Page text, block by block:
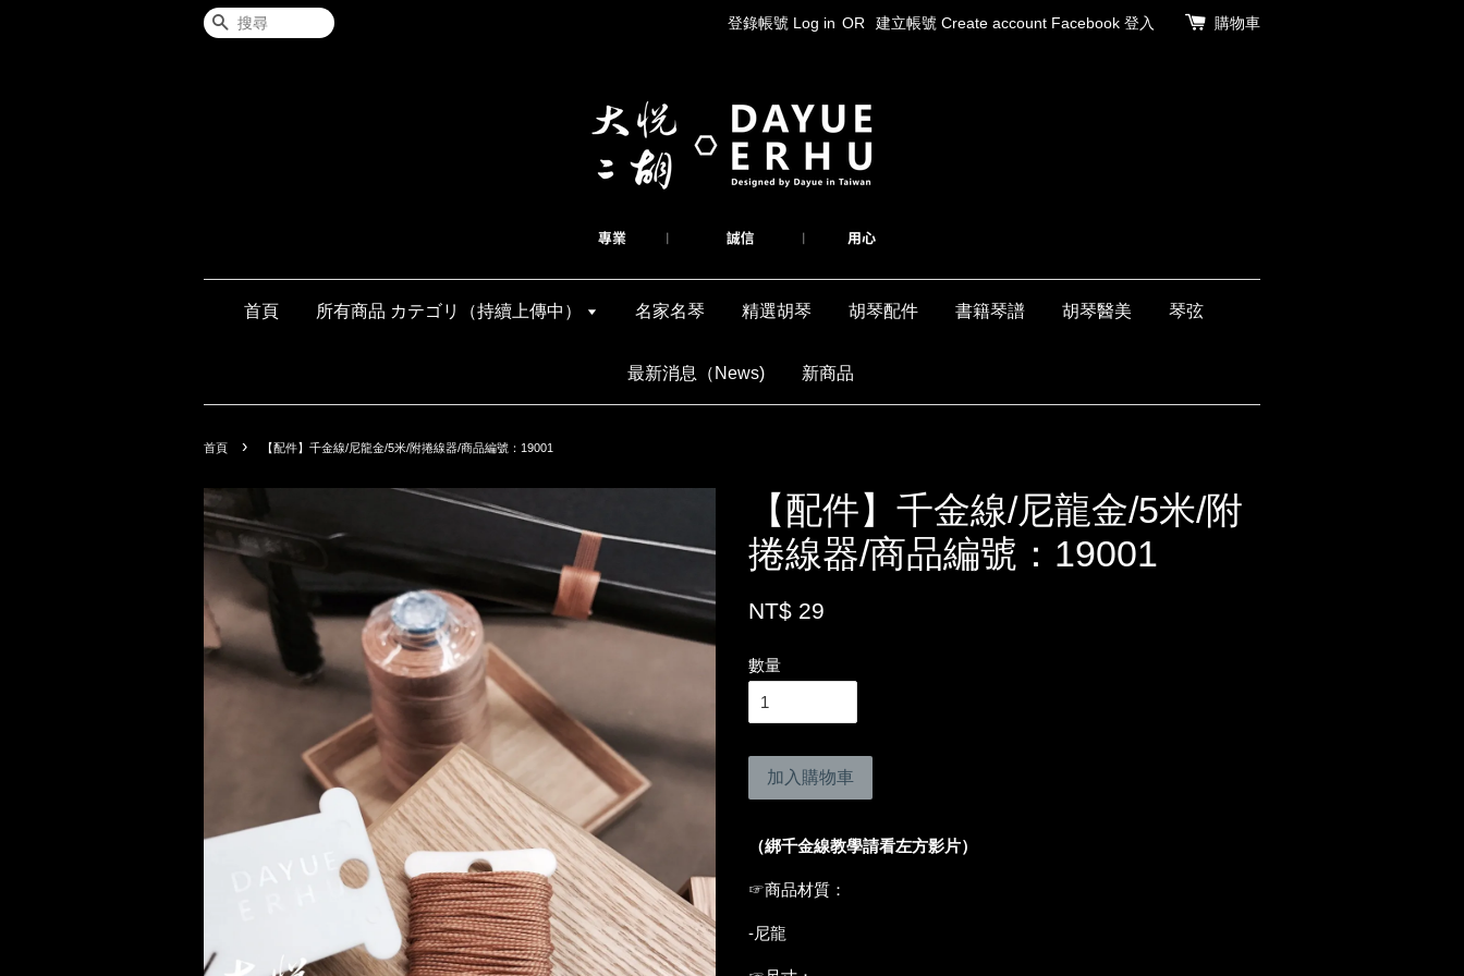
搜尋 登錄帳號 Log in OR 建立帳號 Create account Facebook 登入 購物車
首頁 所有商品 カテゴリ（持續上傳中） 名家名琴 精選胡琴 胡琴配件 書籍琴譜 胡琴醫美 琴弦
最新消息（News) 新商品
首頁 › 【配件】千金線/尼龍金/5米/附捲線器/商品編號：19001
【配件】千金線/尼龍金/5米/附
捲線器/商品編號：19001
NT$ 29
數量
加入購物車
（綁千金線教學請看左方影片）
☞商品材質：
-尼龍